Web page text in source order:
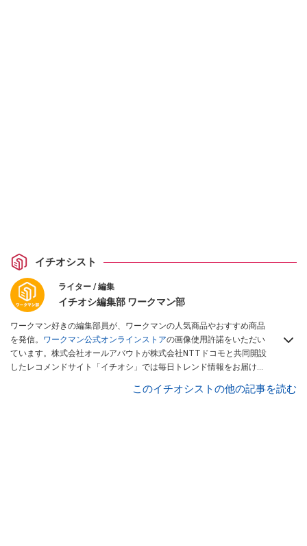
イチオシスト
ライター / 編集
イチオシ編集部 ワークマン部
ワークマン好きの編集部員が、ワークマンの人気商品やおすすめ商品
を発信。 ワークマン公式オンラインストアの画像使用許諾をいただい
ています。株式会社オールアバウトが株式会社NTTドコモと共同開設
したレコメンドサイト「イチオシ」では毎日トレンド情報をお届け。
このイチオシストの他の記事を読む